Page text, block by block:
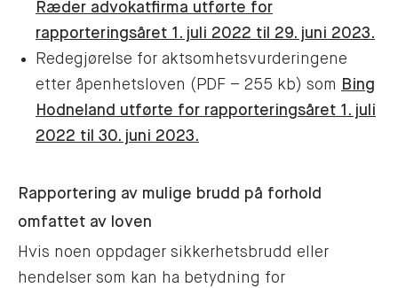
Ræder advokatfirma utførte for
rapporteringsåret 1. juli 2022 til 29. juni 2023.
Redegjørelse for aktsomhetsvurderingene
etter åpenhetsloven (PDF – 255 kb) som Bing
Hodneland utførte for rapporteringsåret 1. juli
2022 til 30. juni 2023.
Rapportering av mulige brudd på forhold
omfattet av loven
Hvis noen oppdager sikkerhetsbrudd eller
hendelser som kan ha betydning for